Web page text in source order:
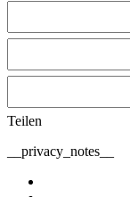
Teilen
__privacy_notes__